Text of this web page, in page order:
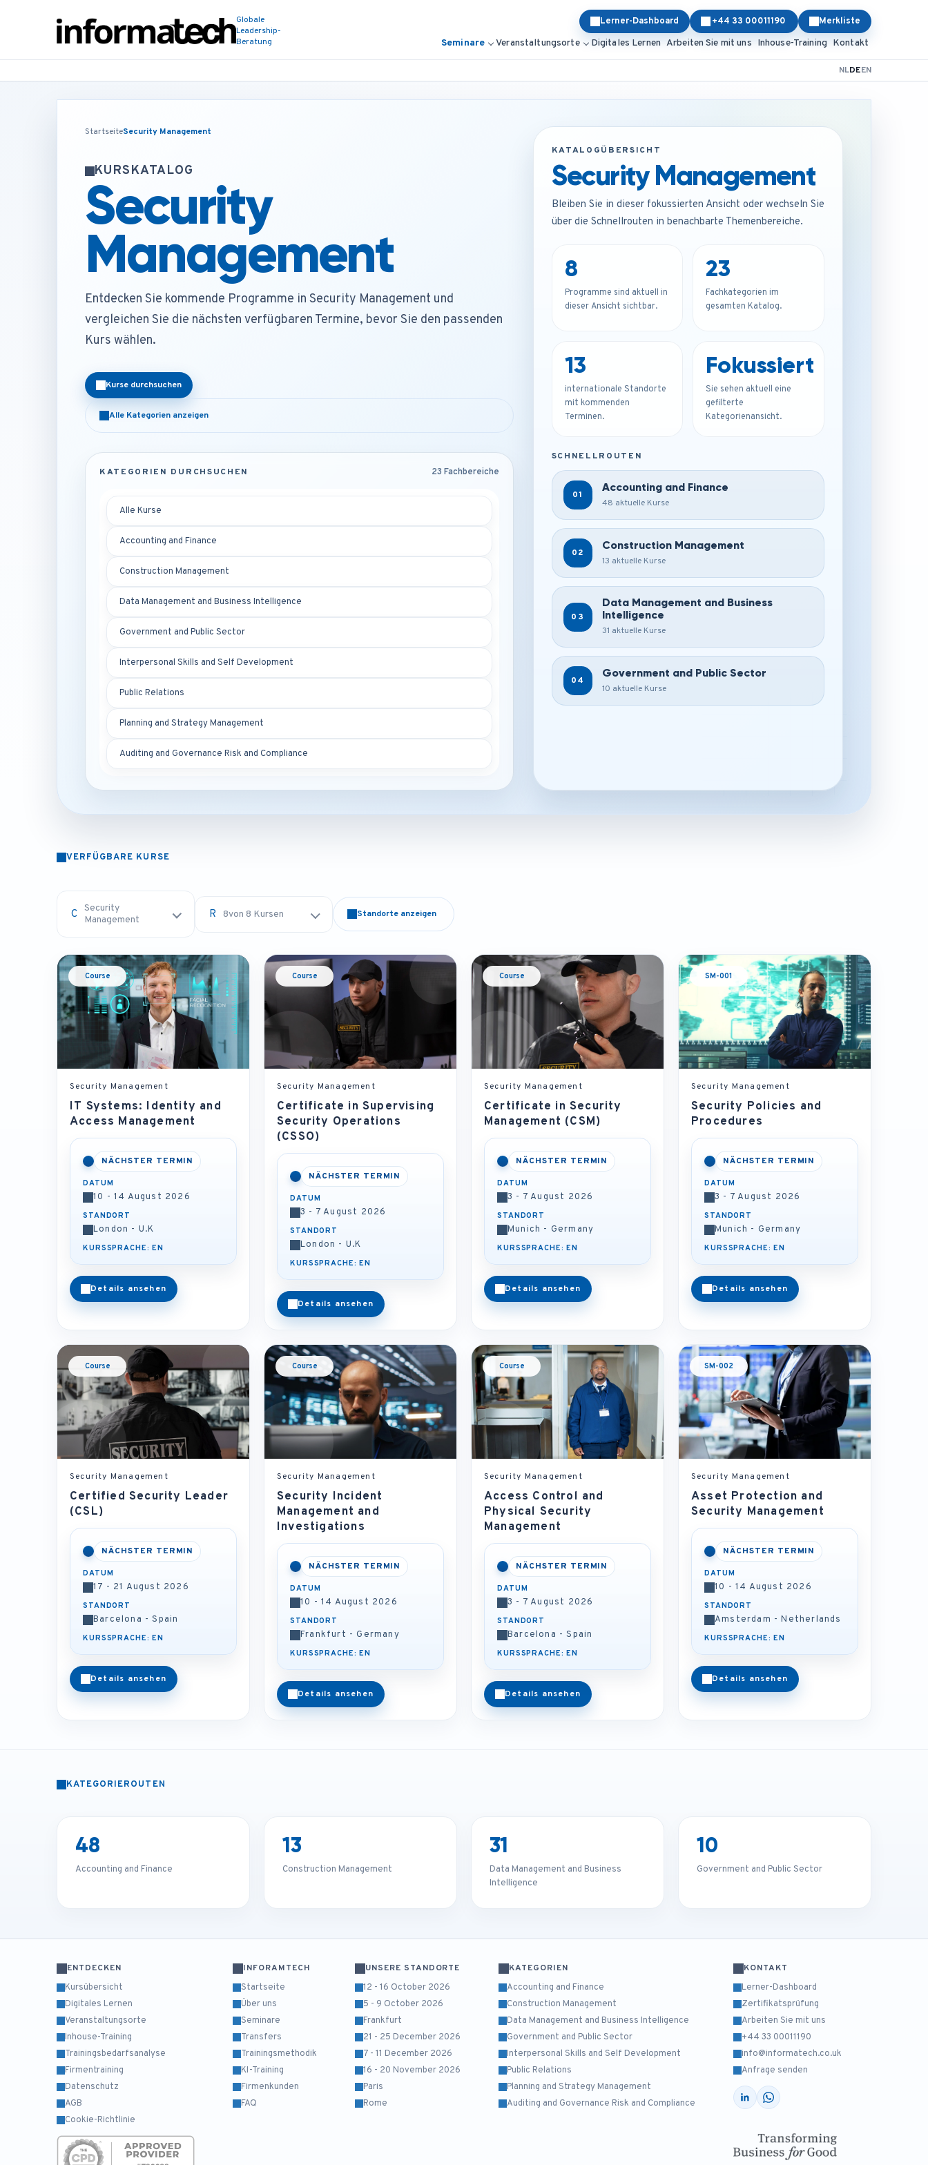
Globale
Leadership-
Beratung
Lerner-Dashboard +44 33 00011190 Merkliste
Seminare Veranstaltungsorte Digitales Lernen Arbeiten Sie mit uns Inhouse-Training Kontakt
NLDEEN
StartseiteSecurity Management
KURSKATALOG
Security
Management
Entdecken Sie kommende Programme in Security Management und
vergleichen Sie die nächsten verfügbaren Termine, bevor Sie den passenden
Kurs wählen.
Kurse durchsuchen
Alle Kategorien anzeigen
KATEGORIEN DURCHSUCHEN 23 Fachbereiche
Alle Kurse
Accounting and Finance
Construction Management
Data Management and Business Intelligence
Government and Public Sector
Interpersonal Skills and Self Development
Public Relations
Planning and Strategy Management
Auditing and Governance Risk and Compliance
KATALOGÜBERSICHT
Security Management
Bleiben Sie in dieser fokussierten Ansicht oder wechseln Sie
über die Schnellrouten in benachbarte Themenbereiche.
8
Programme sind aktuell in
dieser Ansicht sichtbar.
23
Fachkategorien im
gesamten Katalog.
13
internationale Standorte
mit kommenden
Terminen.
Fokussiert
Sie sehen aktuell eine
gefilterte
Kategorienansicht.
SCHNELLROUTEN
01
Accounting and Finance
48 aktuelle Kurse
02
Construction Management
13 aktuelle Kurse
03
Data Management and Business
Intelligence
31 aktuelle Kurse
04
Government and Public Sector
10 aktuelle Kurse
VERFÜGBARE KURSE
Security
Management
8von 8 Kursen Standorte anzeigen
Course
Security Management
IT Systems: Identity and
Access Management
NÄCHSTER TERMIN
DATUM
10 - 14 August 2026
STANDORT
London - U.K
KURSSPRACHE: EN
Details ansehen
Course
Security Management
Certificate in Supervising
Security Operations
(CSSO)
NÄCHSTER TERMIN
DATUM
3 - 7 August 2026
STANDORT
London - U.K
KURSSPRACHE: EN
Details ansehen
Course
Security Management
Certificate in Security
Management (CSM)
NÄCHSTER TERMIN
DATUM
3 - 7 August 2026
STANDORT
Munich - Germany
KURSSPRACHE: EN
Details ansehen
SM-001
Security Management
Security Policies and
Procedures
NÄCHSTER TERMIN
DATUM
3 - 7 August 2026
STANDORT
Munich - Germany
KURSSPRACHE: EN
Details ansehen
Course
Security Management
Certified Security Leader
(CSL)
NÄCHSTER TERMIN
DATUM
17 - 21 August 2026
STANDORT
Barcelona - Spain
KURSSPRACHE: EN
Details ansehen
Course
Security Management
Security Incident
Management and
Investigations
NÄCHSTER TERMIN
DATUM
10 - 14 August 2026
STANDORT
Frankfurt - Germany
KURSSPRACHE: EN
Details ansehen
Course
Security Management
Access Control and
Physical Security
Management
NÄCHSTER TERMIN
DATUM
3 - 7 August 2026
STANDORT
Barcelona - Spain
KURSSPRACHE: EN
Details ansehen
SM-002
Security Management
Asset Protection and
Security Management
NÄCHSTER TERMIN
DATUM
10 - 14 August 2026
STANDORT
Amsterdam - Netherlands
KURSSPRACHE: EN
Details ansehen
KATEGORIEROUTEN
48
Accounting and Finance
13
Construction Management
31
Data Management and Business
Intelligence
10
Government and Public Sector
ENTDECKEN
Kursübersicht
Digitales Lernen
Veranstaltungsorte
Inhouse-Training
Trainingsbedarfsanalyse
Firmentraining
Datenschutz
AGB
Cookie-Richtlinie
INFORAMTECH
Startseite
Über uns
Seminare
Transfers
Trainingsmethodik
KI-Training
Firmenkunden
FAQ
UNSERE STANDORTE
12 - 16 October 2026
5 - 9 October 2026
Frankfurt
21 - 25 December 2026
7 - 11 December 2026
16 - 20 November 2026
Paris
Rome
KATEGORIEN
Accounting and Finance
Construction Management
Data Management and Business Intelligence
Government and Public Sector
Interpersonal Skills and Self Development
Public Relations
Planning and Strategy Management
Auditing and Governance Risk and Compliance
KONTAKT
Lerner-Dashboard
Zertifikatsprüfung
Arbeiten Sie mit uns
+44 33 00011190
info@informatech.co.uk
Anfrage senden